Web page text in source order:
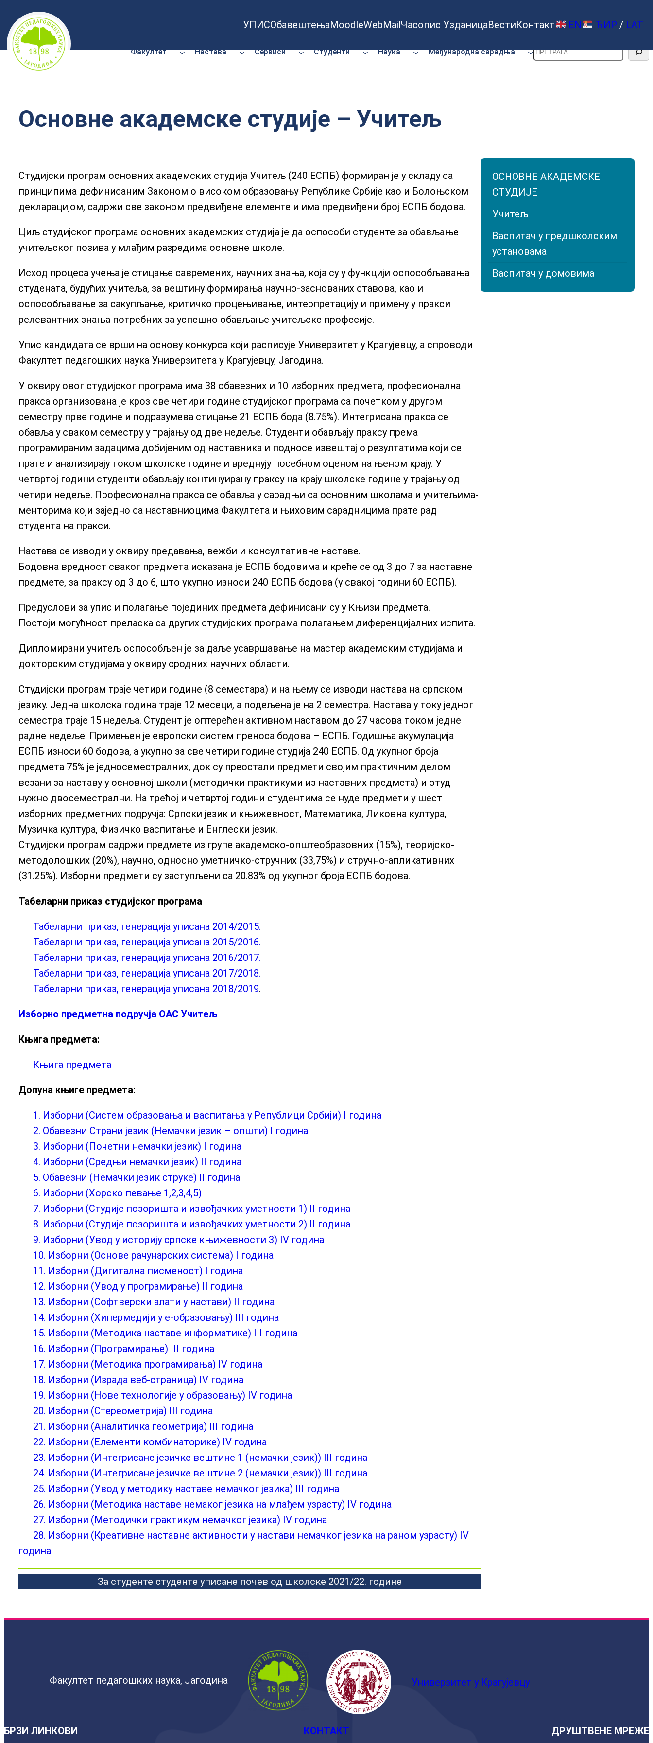
Скочи
на
садржај
УПИСОбавештењаMoodleWebMailЧасопис УзданицаВестиКонтакт EN ЋИР / LAT
Факултет Настава Сервиси Студенти Наука Међународна сарадња Претрага
Основне академске студије – Учитељ
Студијски програм основних академских студија Учитељ (240 ЕСПБ) формиран је у складу са
принципима дефинисаним Законом о високом образовању Републике Србије као и Болоњском
декларацијом, садржи све законом предвиђене елементе и има предвиђени број ЕСПБ бодова.
Циљ студијског програма основних академских студија је да оспособи студенте за обављање
учитељског позива у млађим разредима основне школе.
Исход процеса учења је стицање савремених, научних знања, која су у функцији оспособљавања
студената, будућих учитеља, за вештину формирања научно-заснованих ставова, као и
оспособљавање за сакупљање, критичко процењивање, интерпретацију и примену у пракси
релевантних знања потребних за успешно обављање учитељске професије.
Упис кандидата се врши на основу конкурса који расписује Универзитет у Крагујевцу, а спроводи
Факултет педагошких наука Универзитета у Крагујевцу, Јагодина.
У оквиру овог студијског програма има 38 обавезних и 10 изборних предмета, професионална
пракса организована је кроз све четири године студијског програма са почетком у другом
семестру прве године и подразумева стицање 21 ЕСПБ бода (8.75%). Интегрисана пракса се
обавља у сваком семестру у трајању од две недеље. Студенти обављају праксу према
програмираним задацима добијеним од наставника и подносе извештај о резултатима који се
прате и анализирају током школске године и вреднују посебном оценом на њеном крају. У
четвртој години студенти обављају континуирану праксу на крају школске године у трајању од
четири недеље. Професионална пракса се обавља у сарадњи са основним школама и учитељима-
менторима који заједно са наставниоцима Факултета и њиховим сарадницима прате рад
студента на пракси.
Настава се изводи у оквиру предавања, вежби и консултативне наставе.
Бодовна вредност сваког предмета исказана је ЕСПБ бодовима и креће се од 3 до 7 за наставне
предмете, за праксу од 3 до 6, што укупно износи 240 ЕСПБ бодова (у свакој години 60 ЕСПБ).
Предуслови за упис и полагање појединих предмета дефинисани су у Књизи предмета.
Постоји могућност преласка са других студијских програма полагањем диференцијалних испита.
Дипломирани учитељ оспособљен је за даље усавршавање на мастер академским студијама и
докторским студијама у оквиру сродних научних области.
Студијски програм траје четири године (8 семестара) и на њему се изводи настава на српском
језику. Једна школска година траје 12 месеци, а подељена је на 2 семестра. Настава у току једног
семестра траје 15 недеља. Студент је оптерећен активном наставом до 27 часова током једне
радне недеље. Примењен је европски систем преноса бодова – ЕСПБ. Годишња акумулација
ЕСПБ износи 60 бодова, а укупно за све четири године студија 240 ЕСПБ. Од укупног броја
предмета 75% је једносеместралних, док су преостали предмети својим практичним делом
везани за наставу у основној школи (методички практикуми из наставних предмета) и отуд
нужно двосеместрални. На трећој и четвртој години студентима се нуде предмети у шест
изборних предметних подручја: Српски језик и књижевност, Математика, Ликовна култура,
Музичка култура, Физичко васпитање и Енглески језик.
Студијски програм садржи предмете из групе академско-општеобразовних (15%), теоријско-
методолошких (20%), научно, односно уметничко-стручних (33,75%) и стручно-апликативних
(31.25%). Изборни предмети су заступљени са 20.83% од укупног броја ЕСПБ бодова.
Табеларни приказ студијског програма
Табеларни приказ, генерација уписана 2014/2015.
Табеларни приказ, генерација уписана 2015/2016.
Табеларни приказ, генерација уписана 2016/2017.
Табеларни приказ, генерација уписана 2017/2018.
Табеларни приказ, генерација уписана 2018/2019.
Изборно предметна подручја ОАС Учитељ
Књига предмета:
Књига предмета
Допуна књиге предмета:
1. Изборни (Систем образовања и васпитања у Републици Србији) I година
2. Обавезни Страни језик (Немачки језик – општи) I година
3. Изборни (Почетни немачки језик) I година
4. Изборни (Средњи немачки језик) II година
5. Обавезни (Немачки језик струке) II година
6. Изборни (Хорско певање 1,2,3,4,5)
7. Изборни (Студије позоришта и извођачких уметности 1) II година
8. Изборни (Студије позоришта и извођачких уметности 2) II година
9. Изборни (Увод у историју српске књижевности 3) IV година
10. Изборни (Основе рачунарских система) I година
11. Изборни (Дигитална писменост) I година
12. Изборни (Увод у програмирање) II година
13. Изборни (Софтверски алати у настави) II година
14. Изборни (Хипермедији у е-образовању) III година
15. Изборни (Методика наставе информатике) III година
16. Изборни (Програмирање) III година
17. Изборни (Методика програмирања) IV година
18. Изборни (Израда веб-страница) IV година
19. Изборни (Нове технологије у образовању) IV година
20. Изборни (Стереометрија) III година
21. Изборни (Аналитичка геометрија) III година
22. Изборни (Елементи комбинаторике) IV година
23. Изборни (Интегрисане језичке вештине 1 (немачки језик)) III година
24. Изборни (Интегрисане језичке вештине 2 (немачки језик)) III година
25. Изборни (Увод у методику наставе немачког језика) III година
26. Изборни (Методика наставе немаког језика на млађем узрасту) IV година
27. Изборни (Методички практикум немачког језика) IV година
28. Изборни (Креативне наставне активности у настави немачког језика на раном узрасту) IV
година
За студенте студенте уписане почев од школске 2021/22. године
ОСНОВНЕ АКАДЕМСКЕ
СТУДИЈЕ
Учитељ
Васпитач у предшколским
установама
Васпитач у домовима
Факултет педагошких наука, Јагодина Универзитет у Крагујевцу
БРЗИ ЛИНКОВИ КОНТАКТ ДРУШТВЕНЕ МРЕЖЕ